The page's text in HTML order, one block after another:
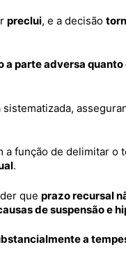
preclui, e a decisão
a parte adversa
sistematizada,
a função de delimitar o
.
que prazo recursal
de suspensão e
a